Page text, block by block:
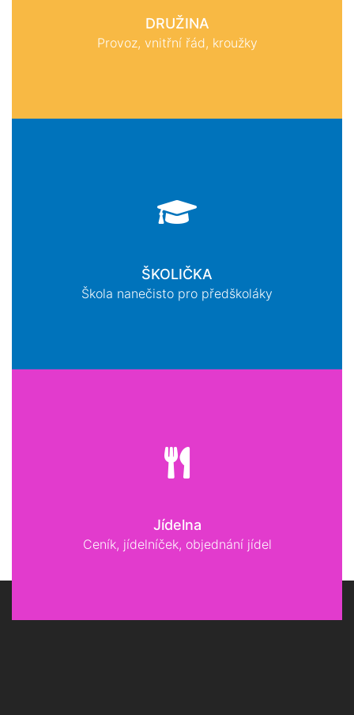
DRUŽINA
Provoz, vnitřní řád, kroužky
ŠKOLIČKA
Škola nanečisto pro předškoláky
Jídelna
Ceník, jídelníček, objednání jídel